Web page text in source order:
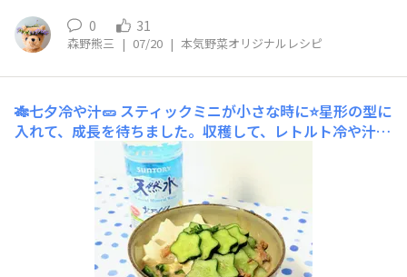
0 31
森野熊三 | 07/20 | 本気野菜オリジナルレシピ
🎋七夕冷や汁🥒 スティックミニが小さな時に⭐️星形の型に
入れて、成長を待ちました。収穫して、レトルト冷や汁に
飾りました。🎋私と皆さんの願い事が叶いますように🌠☘️
コメントは おやすみ中、そっと 見守ってね🍀